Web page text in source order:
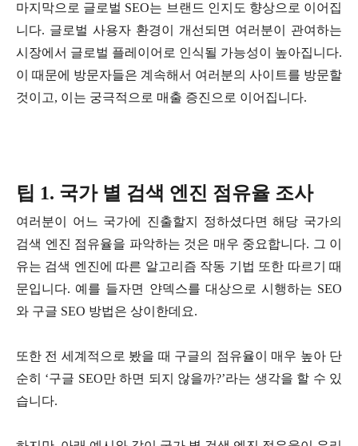
마지막으로 글로벌 SEO는 브랜드 인지도 향상으로 이어집
니다. 글로벌 사용자 환경이 개선되면 여러분이 관여하는
시장에서 글로벌 플레이어로 인식될 가능성이 높아집니다.
이 때문에 방문자들은 계속해서 여러분의 사이트를 방문할
것이고, 이는 궁극적으로 매출 증진으로 이어집니다.
팁 1. 국가 별 검색 엔진 점유율 조사
여러분이 어느 국가에 진출할지 정하셨다면 해당 국가의
검색 엔진 점유율을 파악하는 것은 매우 중요합니다. 그 이
유는 검색 엔진에 따른 알고리즘 작동 기법 또한 따르기 때
문입니다. 예를 들자면 얀덱스를 대상으로 시행하는 SEO
와 구글 SEO 방법은 상이한데요.
또한 전 세계적으로 봤을 때 구글의 점유율이 매우 높아 단
순히 ‘구글 SEO만 하면 되지 않을까?’라는 생각을 할 수 있
습니다.